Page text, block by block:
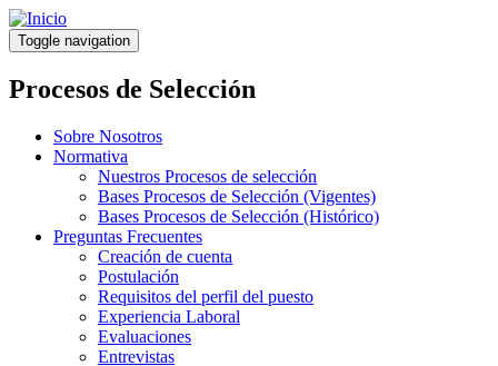
Pasar
al
contenido
principal
Toggle navigation
Procesos de Selección
Sobre Nosotros
Normativa
Nuestros Procesos de selección
Bases Procesos de Selección (Vigentes)
Bases Procesos de Selección (Histórico)
Preguntas Frecuentes
Creación de cuenta
Postulación
Requisitos del perfil del puesto
Experiencia Laboral
Evaluaciones
Entrevistas